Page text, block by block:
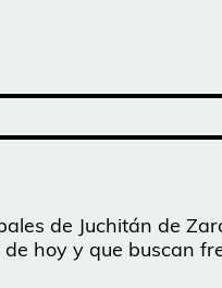
de Juchitán de
hoy y que buscan